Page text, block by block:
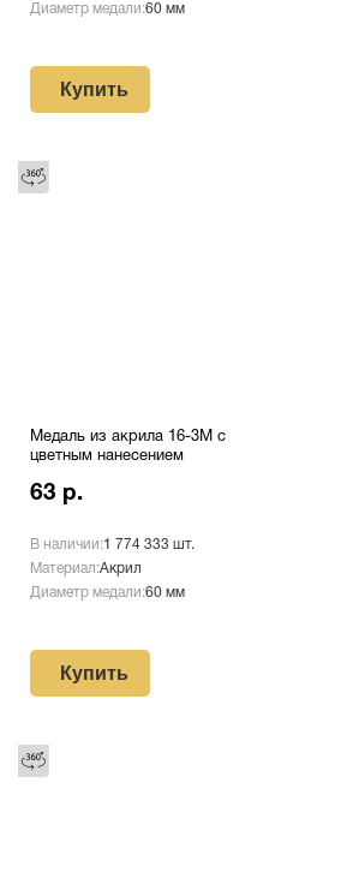
Диаметр медали:60 мм
Купить
Медаль из акрила 16-3М с
цветным нанесением
63 р.
В наличии:1 774 333 шт.
Материал:Акрил
Диаметр медали:60 мм
Купить